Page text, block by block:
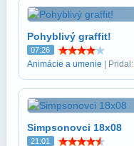
Pohyblivý graffit!
07:26
Animácie a umenie | Pridal:
Simpsonovci 18x08
21:01